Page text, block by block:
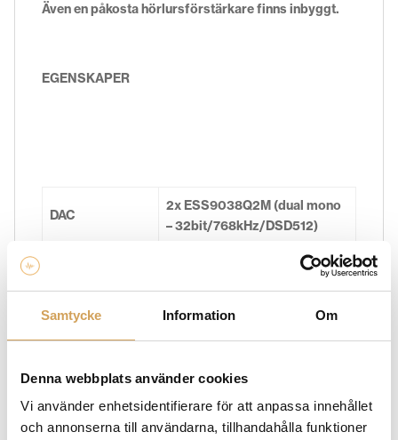
Samtycke Information Om
Denna webbplats använder cookies
Vi använder enhetsidentifierare för att anpassa innehållet
och annonserna till användarna, tillhandahålla funktioner
Även en påkosta hörlursförstärkare finns inbyggt.
EGENSKAPER
DAC
2x ESS9038Q2M (dual mono
– 32bit/768kHz/DSD512)
1 x USB 2.0 Audio 32/768 +
1 x HDMI I2S for CD Box RS2 T
2 x S/PDIF optical 24/192
1 x S/PDIF coaxial 24/192